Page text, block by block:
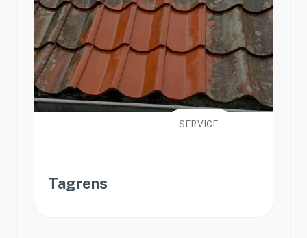
SERVICE
Tagrens